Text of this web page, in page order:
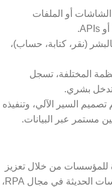
الشاشات أو الملفات
(نقر، كتابة، حساب)،
المختلفة، تسجل
بشري.
تصميم السير الآلي، وتنفيذه
للمؤسسات من خلال تعزيز
الكفاءة وتقليل التكاليف، كما أكدتها الدراسات الحديثة في مجال RPA،